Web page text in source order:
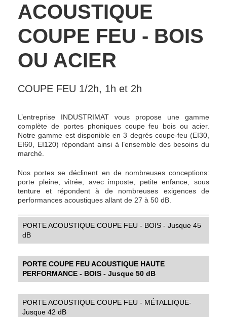
ACOUSTIQUE
COUPE FEU - BOIS
OU ACIER
COUPE FEU 1/2h, 1h et 2h
L’entreprise INDUSTRIMAT vous propose une gamme
complète de portes phoniques coupe feu bois ou acier.
Notre gamme est disponible en 3 degrés coupe-feu (EI30,
EI60, EI120) répondant ainsi à l’ensemble des besoins du
marché.
Nos portes se déclinent en de nombreuses conceptions:
porte pleine, vitrée, avec imposte, petite enfance, sous
tenture et répondent à de nombreuses exigences de
performances acoustiques allant de 27 à 50 dB.
PORTE ACOUSTIQUE COUPE FEU - BOIS - Jusque 45
dB
PORTE COUPE FEU ACOUSTIQUE HAUTE
PERFORMANCE - BOIS - Jusque 50 dB
PORTE ACOUSTIQUE COUPE FEU - MÉTALLIQUE-
Jusque 42 dB